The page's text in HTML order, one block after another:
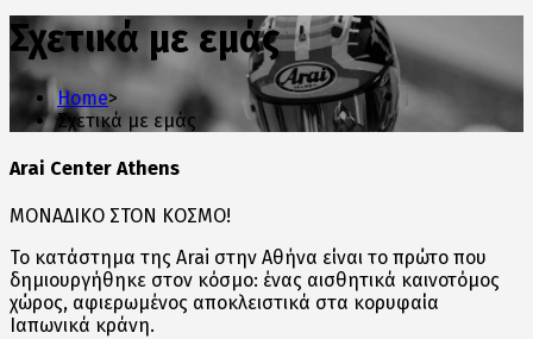
Σχετικά με εμάς
Home>
Σχετικά με εμάς
Arai Center Athens
ΜΟΝΑΔΙΚΟ ΣΤΟΝ ΚΟΣΜΟ!
To κατάστημα της Arai στην Αθήνα είναι το πρώτο που
δημιουργήθηκε στον κόσμο: ένας αισθητικά καινοτόμος
χώρος, αφιερωμένος αποκλειστικά στα κορυφαία
Ιαπωνικά κράνη.